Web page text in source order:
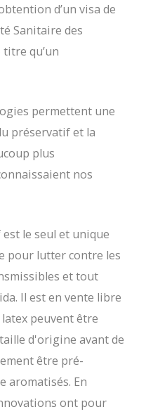
d’un visa de
Sanitaire des
qu’un
permettent une
préservatif et la
plus
nos
le seul et unique
pour lutter contre les
et tout
Il est en vente libre
peuvent être
d'origine avant de
être pré-
aromatisés. En
ont pour